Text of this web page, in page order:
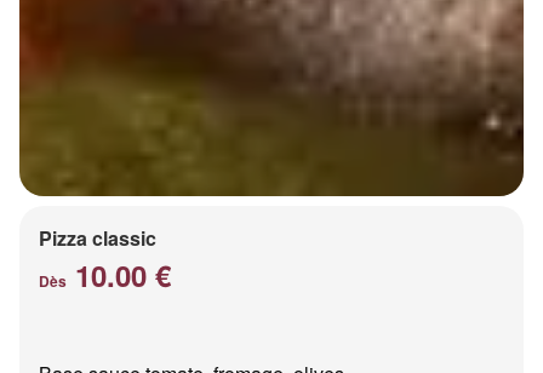
Pizza classic
Dès 10.00 €